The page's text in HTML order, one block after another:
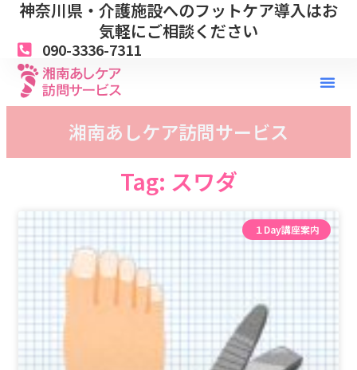
ッ
神奈川県・介護施設へのフットケア導入はお
気軽にご相談ください
090-3336-7311
湘南あしケア訪問サービス
Tag: スワダ
１Day講座案内